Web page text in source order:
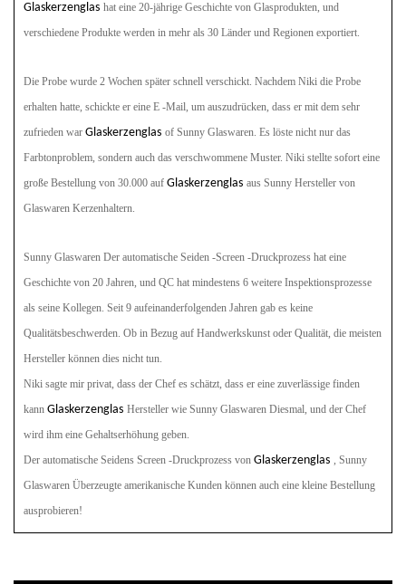
Glaskerzenglas hat eine 20-jährige Geschichte von Glasprodukten, und
verschiedene Produkte werden in mehr als 30 Länder und Regionen exportiert.
Die Probe wurde 2 Wochen später schnell verschickt. Nachdem Niki die Probe
erhalten hatte, schickte er eine E -Mail, um auszudrücken, dass er mit dem sehr
zufrieden war Glaskerzenglas of Sunny Glaswaren. Es löste nicht nur das
Farbtonproblem, sondern auch das verschwommene Muster. Niki stellte sofort eine
große Bestellung von 30.000 auf Glaskerzenglas aus Sunny Hersteller von
Glaswaren Kerzenhaltern.
Sunny Glaswaren Der automatische Seiden -Screen -Druckprozess hat eine
Geschichte von 20 Jahren, und QC hat mindestens 6 weitere Inspektionsprozesse
als seine Kollegen. Seit 9 aufeinanderfolgenden Jahren gab es keine
Qualitätsbeschwerden. Ob in Bezug auf Handwerkskunst oder Qualität, die meisten
Hersteller können dies nicht tun.
Niki sagte mir privat, dass der Chef es schätzt, dass er eine zuverlässige finden
kann Glaskerzenglas Hersteller wie Sunny Glaswaren Diesmal, und der Chef
wird ihm eine Gehaltserhöhung geben.
Der automatische Seidens Screen -Druckprozess von Glaskerzenglas , Sunny
Glaswaren Überzeugte amerikanische Kunden können auch eine kleine Bestellung
ausprobieren!